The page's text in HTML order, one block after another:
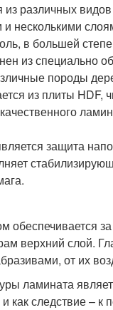
различных
несколькими
в большей
из специально
породы
из плиты
защита
верхний слой.
от их
ламината
как следствие – к